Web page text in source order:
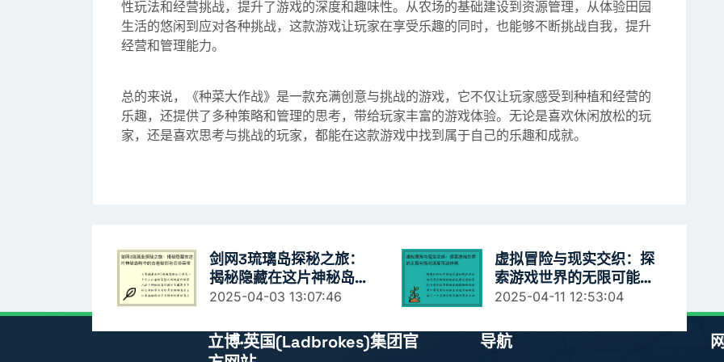
性玩法和经营挑战，提升了游戏的深度和趣味性。从农场的基础建设到资源管理，从体验田园
生活的悠闲到应对各种挑战，这款游戏让玩家在享受乐趣的同时，也能够不断挑战自我，提升
经营和管理能力。
总的来说，《种菜大作战》是一款充满创意与挑战的游戏，它不仅让玩家感受到种植和经营的
乐趣，还提供了多种策略和管理的思考，带给玩家丰富的游戏体验。无论是喜欢休闲放松的玩
家，还是喜欢思考与挑战的玩家，都能在这款游戏中找到属于自己的乐趣和成就。
剑网3琉璃岛探秘之旅：
揭秘隐藏在这片神秘岛屿
中的古老秘密与奇珍异宝
2025-04-03 13:07:46
虚拟冒险与现实交织：探
索游戏世界的无限可能与
深度互动体验
2025-04-11 12:53:04
立博·英国(ladbrokes)集团官
导航